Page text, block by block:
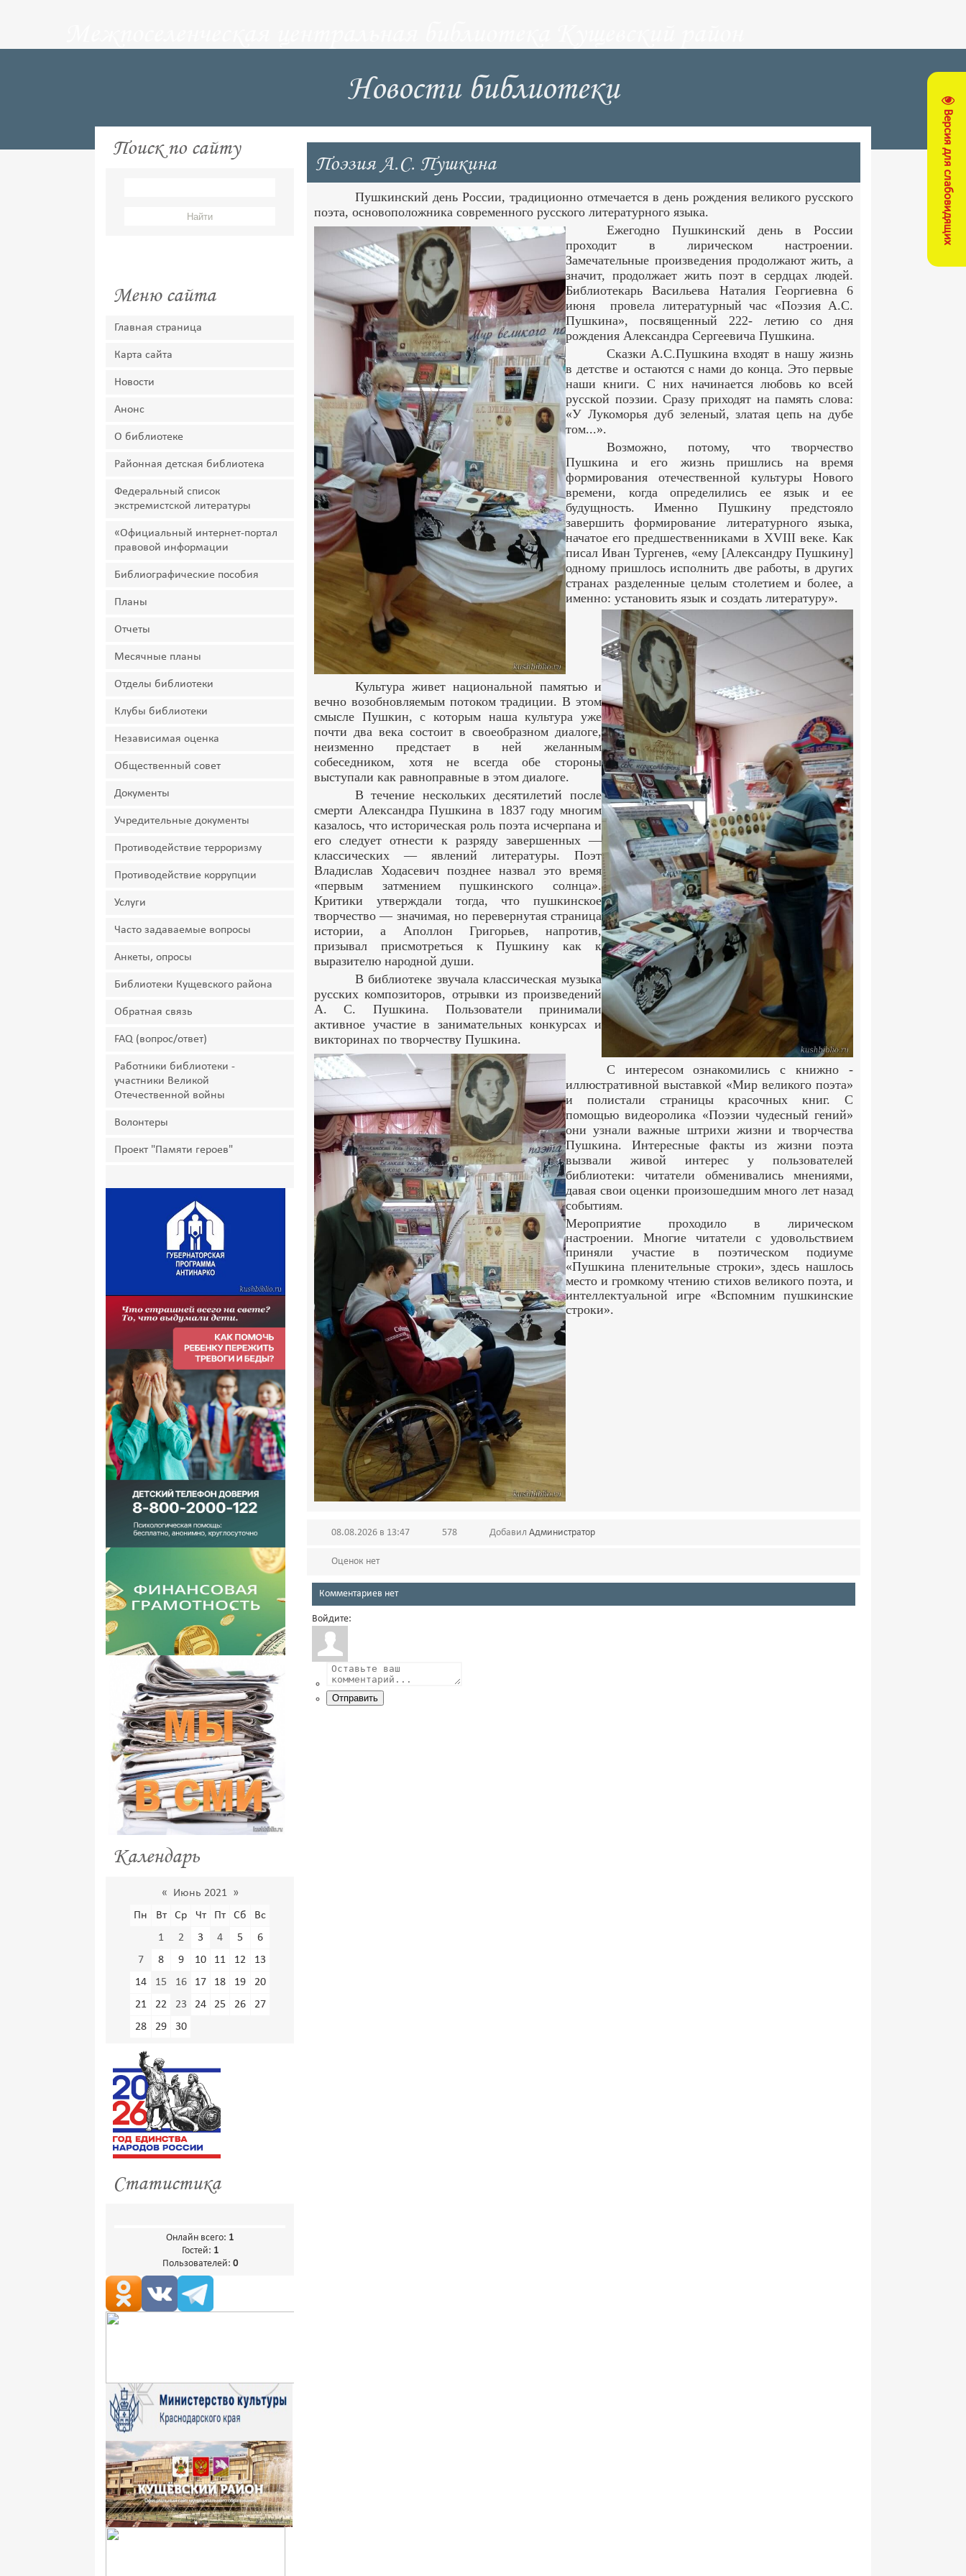
Версия для слабовидящих
Новости библиотеки
Поиск по сайту
Меню сайта
Главная страница
Карта сайта
Новости
Анонс
О библиотеке
Районная детская библиотека
Федеральный список
экстремистской литературы
«Официальный интернет-портал
правовой информации
Библиографические пособия
Планы
Отчеты
Месячные планы
Отделы библиотеки
Клубы библиотеки
Независимая оценка
Общественный совет
Документы
Учредительные документы
Противодействие терроризму
Противодействие коррупции
Услуги
Часто задаваемые вопросы
Анкеты, опросы
Библиотеки Кущевского района
Обратная связь
FAQ (вопрос/ответ)
Работники библиотеки -
участники Великой
Отечественной войны
Волонтеры
Проект "Памяти героев"
Календарь
« Июнь 2021 »
Пн
Вт Ср Чт Пт Сб
Вс
1
2 3 4 5
6
7
8 9 10 11 12
13
14
15 16 17 18 19
20
21
22 23 24 25 26
27
28
29 30
Статистика
Онлайн всего: 1
Гостей: 1
Пользователей: 0
Поэзия А.С. Пушкина
Пушкинский день России, традиционно отмечается в день рождения великого русского
поэта, основоположника современного русского литературного языка.
Ежегодно Пушкинский день в России
проходит в лирическом настроении.
Замечательные произведения продолжают жить, а
значит, продолжает жить поэт в сердцах людей.
Библиотекарь Васильева Наталия Георгиевна 6
июня провела литературный час «Поэзия А.С.
Пушкина», посвященный 222- летию со дня
рождения Александра Сергеевича Пушкина.
Сказки А.С.Пушкина входят в нашу жизнь
в детстве и остаются с нами до конца. Это первые
наши книги. С них начинается любовь ко всей
русской поэзии. Сразу приходят на память слова:
«У Лукоморья дуб зеленый, златая цепь на дубе
том...».
Возможно, потому, что творчество
Пушкина и его жизнь пришлись на время
формирования отечественной культуры Нового
времени, когда определились ее язык и ее
будущность. Именно Пушкину предстояло
завершить формирование литературного языка,
начатое его предшественниками в XVIII веке. Как
писал Иван Тургенев, «ему [Александру Пушкину]
одному пришлось исполнить две работы, в других
странах разделенные целым столетием и более, а
именно: установить язык и создать литературу».
Культура живет национальной памятью и
вечно возобновляемым потоком традиции. В этом
смысле Пушкин, с которым наша культура уже
почти два века состоит в своеобразном диалоге,
неизменно предстает в ней желанным
собеседником, хотя не всегда обе стороны
выступали как равноправные в этом диалоге.
В течение нескольких десятилетий после
смерти Александра Пушкина в 1837 году многим
казалось, что историческая роль поэта исчерпана и
его следует отнести к разряду завершенных —
классических — явлений литературы. Поэт
Владислав Ходасевич позднее назвал это время
«первым затмением пушкинского солнца».
Критики утверждали тогда, что пушкинское
творчество — значимая, но перевернутая страница
истории, а Аполлон Григорьев, напротив,
призывал присмотреться к Пушкину как к
выразителю народной души.
В библиотеке звучала классическая музыка
русских композиторов, отрывки из произведений
А. С. Пушкина. Пользователи принимали
активное участие в занимательных конкурсах и
викторинах по творчеству Пушкина.
С интересом ознакомились с книжно -
иллюстративной выставкой «Мир великого поэта»
и полистали страницы красочных книг. С
помощью видеоролика «Поэзии чудесный гений»
они узнали важные штрихи жизни и творчества
Пушкина. Интересные факты из жизни поэта
вызвали живой интерес у пользователей
библиотеки: читатели обменивались мнениями,
давая свои оценки произошедшим много лет назад
событиям.
Мероприятие проходило в лирическом
настроении. Многие читатели с удовольствием
приняли участие в поэтическом подиуме
«Пушкина пленительные строки», здесь нашлось
место и громкому чтению стихов великого поэта, и
интеллектуальной игре «Вспомним пушкинские
строки».
08.08.2026 в 13:47 578 Добавил Администратор
Оценок нет
Комментариев нет
Войдите:
Отправить